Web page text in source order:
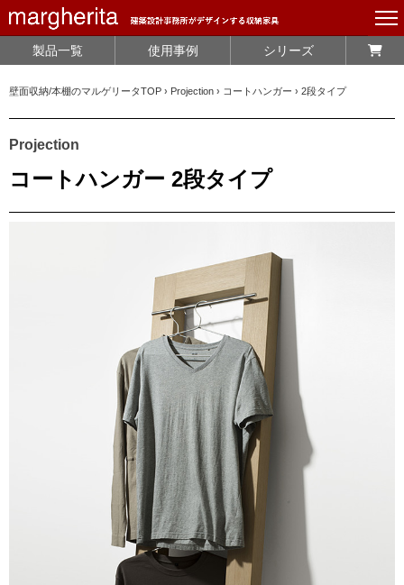
製品一覧 使用事例 シリーズ
壁面収納/本棚のマルゲリータTOP › Projection › コートハンガー › 2段タイプ
Projection
コートハンガー 2段タイプ